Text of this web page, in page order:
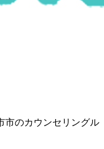
市のカウンセリングル